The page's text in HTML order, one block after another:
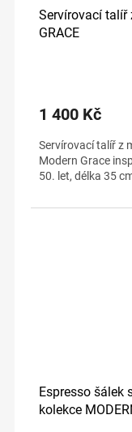
Servírovací talíř
GRACE
1 400 Kč
Servírovací talíř z
Modern Grace
50. let, délka 35
Espresso šálek
kolekce